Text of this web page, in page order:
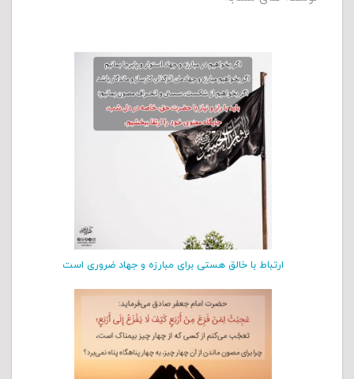
ارتباط با خالق هستی برای مبارزه و جهاد ضروری است